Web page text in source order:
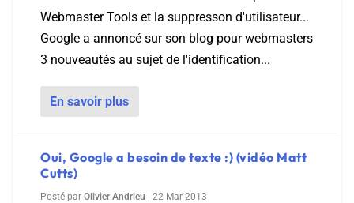
Webmaster Tools et la suppresson d'utilisateur...
Google a annoncé sur son blog pour webmasters
3 nouveautés au sujet de l'identification...
En savoir plus
Oui, Google a besoin de texte :) (vidéo Matt
Cutts)
Posté par Olivier Andrieu 22 Mar 2013